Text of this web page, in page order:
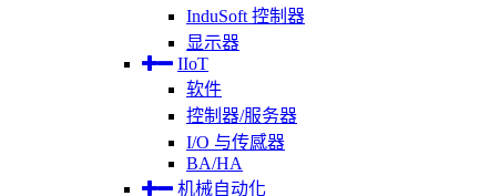
InduSoft 控制器
显示器
IIoT
软件
控制器/服务器
I/O 与传感器
BA/HA
机械自动化